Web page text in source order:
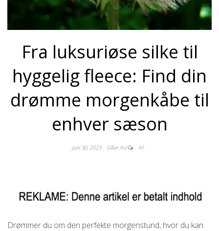
Fra luksuriøse silke til
hyggelig fleece: Find din
drømme morgenkåbe til
enhver sæson
juni 30, 2023 Slået fra Af
Drømmer du om den perfekte morgenstund, hvor du kan